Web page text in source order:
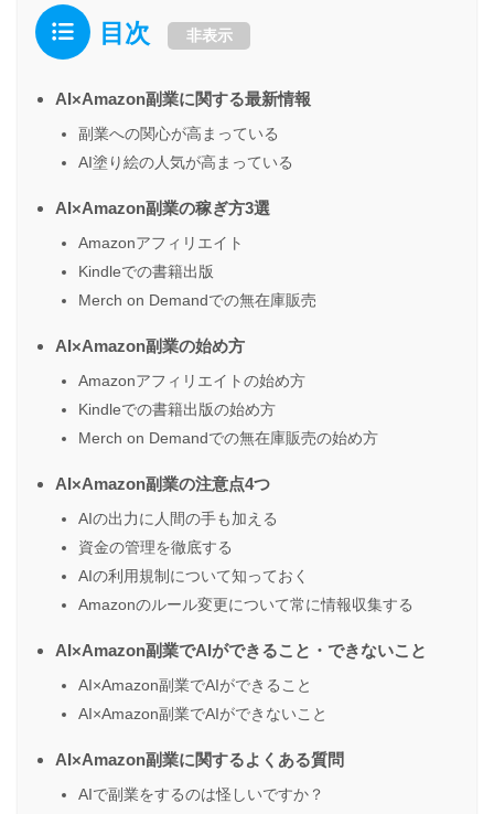
総務省・経済産業省
公式リリース・API
ティポリシー
独立行政法人 情報処
理推進機構（IPA）
AI利活用における情
向・ガイドライン
目次 非表示
AI×Amazon副業に関する最新情報
副業への関心が高まっている
AI塗り絵の人気が高まっている
AI×Amazon副業の稼ぎ方3選
Amazonアフィリエイト
Kindleでの書籍出版
Merch on Demandでの無在庫販売
AI×Amazon副業の始め方
Amazonアフィリエイトの始め方
Kindleでの書籍出版の始め方
Merch on Demandでの無在庫販売の始め方
AI×Amazon副業の注意点4つ
AIの出力に人間の手も加える
資金の管理を徹底する
AIの利用規制について知っておく
Amazonのルール変更について常に情報収集する
AI×Amazon副業でAIができること・できないこと
AI×Amazon副業でAIができること
AI×Amazon副業でAIができないこと
AI×Amazon副業に関するよくある質問
AIで副業をするのは怪しいですか？